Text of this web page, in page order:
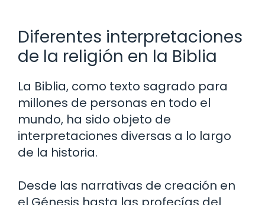
Diferentes interpretaciones
de la religión en la Biblia
La Biblia, como texto sagrado para
millones de personas en todo el
mundo, ha sido objeto de
interpretaciones diversas a lo largo
de la historia.
Desde las narrativas de creación en